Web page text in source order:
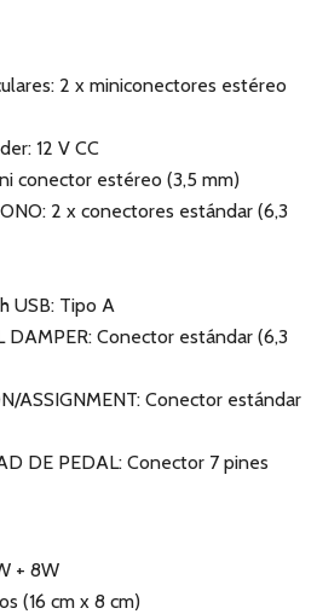
2 x miniconectores estéreo
12 V CC
conector estéreo (3,5 mm)
2 x conectores estándar (6,3
USB: Tipo A
DAMPER: Conector estándar (6,3
ASSIGNMENT: Conector estándar
DE PEDAL: Conector 7 pines
+ 8W
(16 cm x 8 cm)